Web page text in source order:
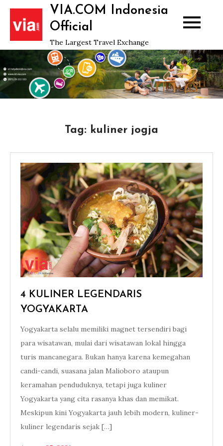
Skip
content
VIA.COM Indonesia
Official
The Largest Travel Exchange
Tag: kuliner jogja
4 KULINER LEGENDARIS
YOGYAKARTA
Yogyakarta selalu memiliki magnet tersendiri bagi
para wisatawan, mulai dari wisatawan lokal hingga
turis mancanegara. Bukan hanya karena kemegahan
candi-candi, suasana jalan Malioboro ataupun
keramahan penduduknya, tetapi juga kuliner
Yogyakarta yang cita rasanya khas dan memikat.
Meskipun kini Yogyakarta jauh lebih modern, kuliner-
kuliner legendaris sejak […]